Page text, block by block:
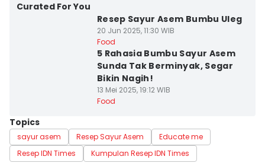
Curated For You
Resep Sayur Asem Bumbu Uleg
20 Jun 2025, 11:30 WIB
Food
5 Rahasia Bumbu Sayur Asem
Sunda Tak Berminyak, Segar
Bikin Nagih!
13 Mei 2025, 19:12 WIB
Food
Topics
sayur asem Resep Sayur Asem
Educate me
Resep IDN Times
Kumpulan Resep IDN Times